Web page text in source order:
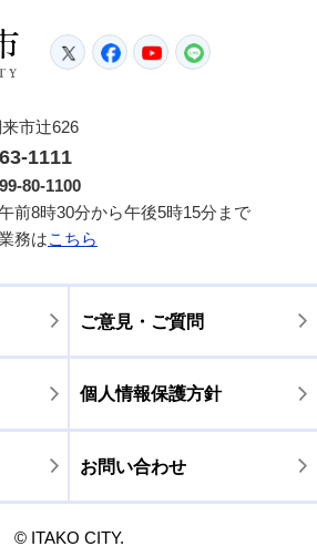
潮来市
TwitterFacebook
YouTube
市辻626
1111
80-1100
前8時30分から午後5時15分まで
務はこちら
ご意見・ご質問
個人情報保護方針
お問い合わせ
© ITAKO CITY.